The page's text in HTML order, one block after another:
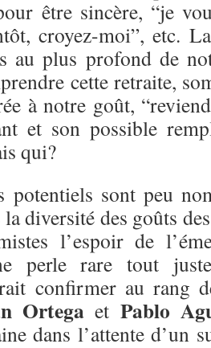
être sincère, “je
croyez-moi”, etc.
au plus profond de
cette retraite,
à notre goût,
et son possible
qui?
potentiels sont peu
diversité des goûts
l’espoir de
perle rare tout
confirmer au rang
Ortega et Pablo
dans l’attente d’un